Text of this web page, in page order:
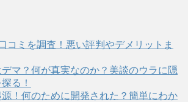
コミを調査！悪い評判やデメリットま
マ？何が真実なのか？美談のウラに隠
る！
！何のために開発された？簡単にわか